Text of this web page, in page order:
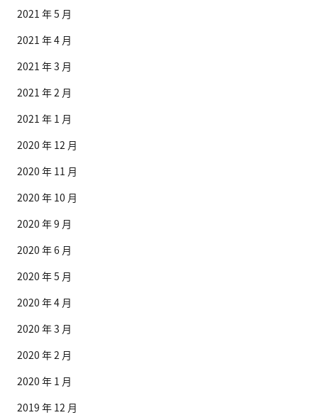
2021 年 5 月
2021 年 4 月
2021 年 3 月
2021 年 2 月
2021 年 1 月
2020 年 12 月
2020 年 11 月
2020 年 10 月
2020 年 9 月
2020 年 6 月
2020 年 5 月
2020 年 4 月
2020 年 3 月
2020 年 2 月
2020 年 1 月
2019 年 12 月